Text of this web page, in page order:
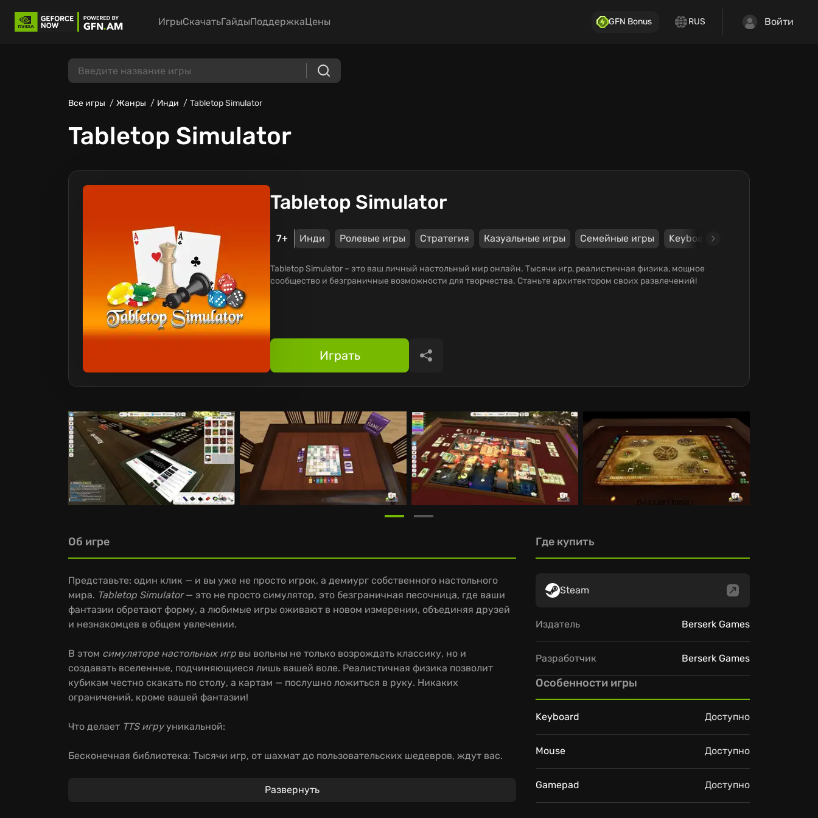
ИгрыСкачатьГайдыПоддержкаЦены GFN Bonus RUS Войти
Все игры Жанры Инди Tabletop Simulator
Tabletop Simulator
Tabletop Simulator
7+ Инди Ролевые игры Стратегия Казуальные игры Семейные игры Keyboard
Tabletop Simulator – это ваш личный настольный мир онлайн. Тысячи игр, реалистичная физика, мощное
сообщество и безграничные возможности для творчества. Станьте архитектором своих развлечений!
Играть Поделиться
Об игре
Представьте: один клик — и вы уже не просто игрок, а демиург собственного настольного
мира. Tabletop Simulator— это не просто симулятор, это безграничная песочница, где ваши
фантазии обретают форму, а любимые игры оживают в новом измерении, объединяя друзей
и незнакомцев в общем увлечении.
В этом симуляторе настольных игр вы вольны не только возрождать классику, но и
создавать вселенные, подчиняющиеся лишь вашей воле. Реалистичная физика позволит
кубикам честно скакать по столу, а картам — послушно ложиться в руку. Никаких
ограничений, кроме вашей фантазии!
Что делает TTS игрууникальной:
Бесконечная библиотека: Тысячи игр, от шахмат до пользовательских шедевров, ждут вас.
Мощь сообщества: Создавайте свои игры, делитесь ими с миром и получайте вдохновение от
Развернуть
Где купить
Steam
Издатель Berserk Games
Разработчик Berserk Games
Особенности игры
Keyboard Доступно
Mouse Доступно
Gamepad Доступно